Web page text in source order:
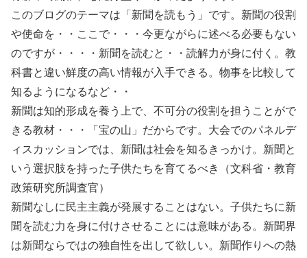
このブログのテーマは「新聞を読もう」です。新聞の役割
や使命を・・ここで・・・今更ながらに述べる必要もない
のですが・・・・新聞を読むと・・読解力が身に付く。教
科書と違い鮮度の高い情報が入手できる。物事を比較して
知るようになるなど・・
新聞は知的形成を養う上で、不可分の役割を担うことがで
きる教材・・・「宝の山」だからです。大会でのパネルデ
ィスカッションでは、新聞は社会を知るきっかけ。新聞と
いう選択肢を持った子供たちを育てるべき（文科省・教育
政策研究所調査官）
新聞なしに民主主義が発展することはない。子供たちに新
聞を読む力を身に付けさせることには意味がある。新聞界
は新聞ならではの独自性を出して欲しい。新聞作りへの熱